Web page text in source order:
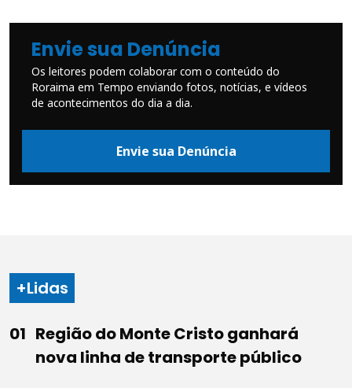
Envie sua Denúncia
Os leitores podem colaborar com o conteúdo do
Roraima em Tempo enviando fotos, notícias, e vídeos
de acontecimentos do dia a dia.
Envie sua Denúncia
+Lidas
Região do Monte Cristo ganhará
nova linha de transporte público